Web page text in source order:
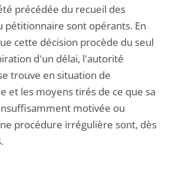
précédée du recueil des
pétitionnaire sont opérants. En
cette décision procède du seul
d'un délai, l'autorité
trouve en situation de
et les moyens tirés de ce que sa
motivée ou
procédure irrégulière sont, dès